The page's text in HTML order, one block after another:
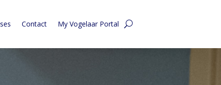
Contact My Vogelaar Portal